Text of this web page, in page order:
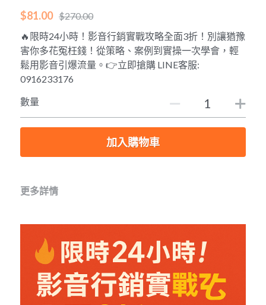
$81.00 $270.00
🔥限時24小時！影音行銷實戰攻略全面3折！別讓猶豫
害你多花冤枉錢！從策略、案例到實操一次學會，輕
鬆用影音引爆流量。👉立即搶購 LINE客服:
0916233176
數量
加入購物車
更多詳情